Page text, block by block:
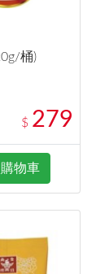
桶)
$ 279
物車